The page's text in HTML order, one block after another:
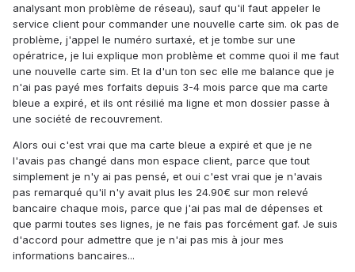
analysant mon problème de réseau), sauf qu'il faut appeler le
service client pour commander une nouvelle carte sim. ok pas de
problème, j'appel le numéro surtaxé, et je tombe sur une
opératrice, je lui explique mon problème et comme quoi il me faut
une nouvelle carte sim. Et la d'un ton sec elle me balance que je
n'ai pas payé mes forfaits depuis 3-4 mois parce que ma carte
bleue a expiré, et ils ont résilié ma ligne et mon dossier passe à
une société de recouvrement.
Alors oui c'est vrai que ma carte bleue a expiré et que je ne
l'avais pas changé dans mon espace client, parce que tout
simplement je n'y ai pas pensé, et oui c'est vrai que je n'avais
pas remarqué qu'il n'y avait plus les 24.90€ sur mon relevé
bancaire chaque mois, parce que j'ai pas mal de dépenses et
que parmi toutes ses lignes, je ne fais pas forcément gaf. Je suis
d'accord pour admettre que je n'ai pas mis à jour mes
informations bancaires...